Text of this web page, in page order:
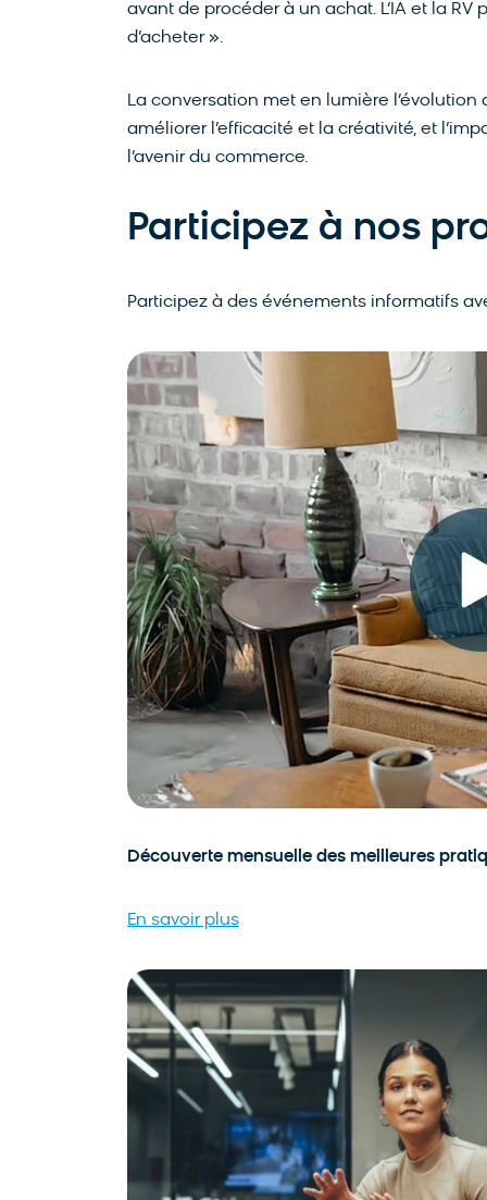
avant de procéder à un achat. L’IA et la
d’acheter ».
La conversation met en lumière l’évolution
améliorer l’efficacité et la créativité, et
l’avenir du commerce.
Participez à nos
Participez à des événements informatifs
Découverte mensuelle des meilleures
En savoir plus